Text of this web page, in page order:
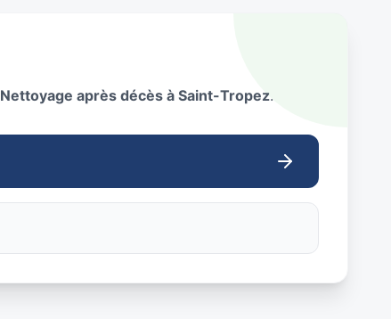
Nettoyage après décès à Saint-Tropez.